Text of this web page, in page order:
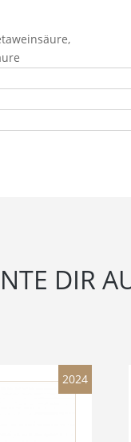
DIR
2024